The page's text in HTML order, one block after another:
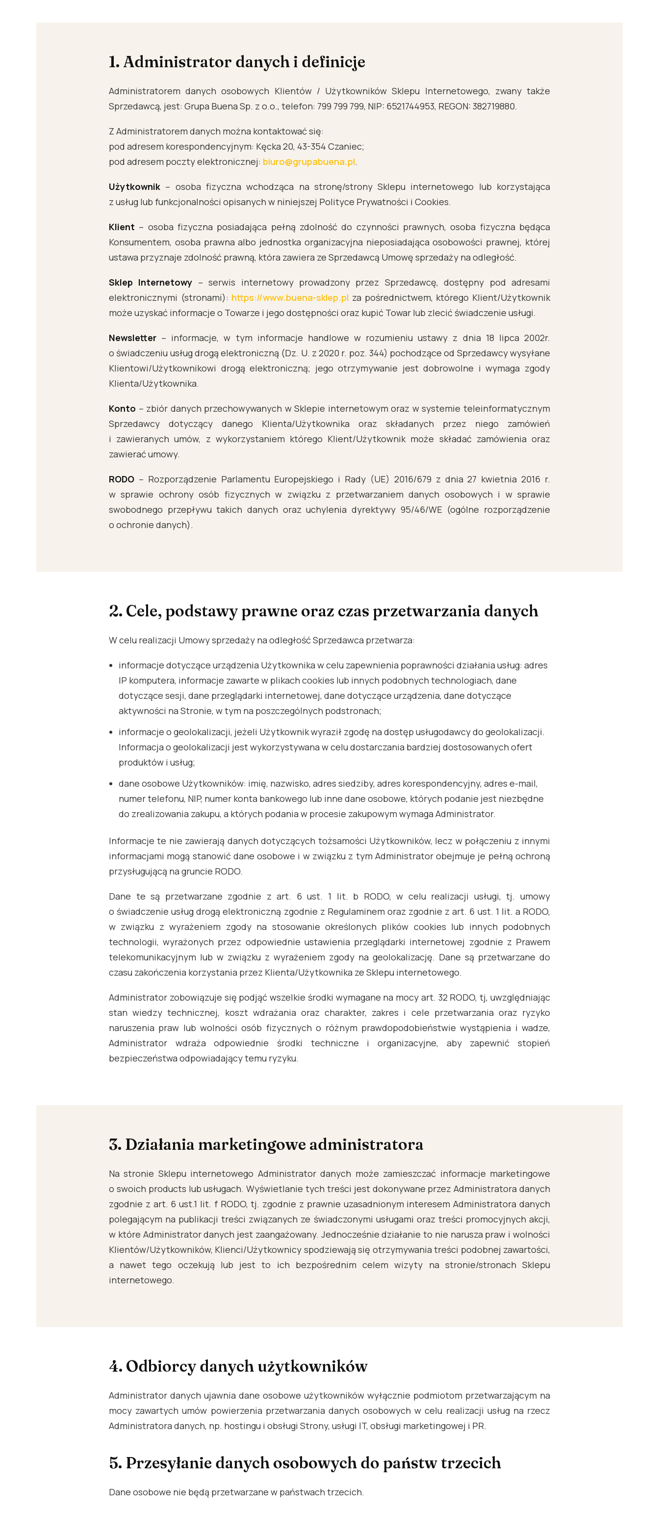
1. Administrator danych i definicje
Administratorem danych osobowych Klientów / Użytkowników Sklepu Internetowego, zwany także
Sprzedawcą, jest: Grupa Buena Sp. z o.o., telefon: 799 799 799, NIP: 6521744953, REGON: 382719880.
Z Administratorem danych można kontaktować się:
pod adresem korespondencyjnym: Kęcka 20, 43-354 Czaniec;
pod adresem poczty elektronicznej: biuro@grupabuena.pl.
Użytkownik – osoba fizyczna wchodząca na stronę/strony Sklepu internetowego lub korzystająca
z usług lub funkcjonalności opisanych w niniejszej Polityce Prywatności i Cookies.
Klient – osoba fizyczna posiadająca pełną zdolność do czynności prawnych, osoba fizyczna będąca
Konsumentem, osoba prawna albo jednostka organizacyjna nieposiadająca osobowości prawnej, której
ustawa przyznaje zdolność prawną, która zawiera ze Sprzedawcą Umowę sprzedaży na odległość.
Sklep Internetowy – serwis internetowy prowadzony przez Sprzedawcę, dostępny pod adresami
elektronicznymi (stronami): https://www.buena-sklep.pl za pośrednictwem, którego Klient/Użytkownik
może uzyskać informacje o Towarze i jego dostępności oraz kupić Towar lub zlecić świadczenie usługi.
Newsletter – informacje, w tym informacje handlowe w rozumieniu ustawy z dnia 18 lipca 2002r.
o świadczeniu usług drogą elektroniczną (Dz. U. z 2020 r. poz. 344) pochodzące od Sprzedawcy wysyłane
Klientowi/Użytkownikowi drogą elektroniczną; jego otrzymywanie jest dobrowolne i wymaga zgody
Klienta/Użytkownika.
Konto – zbiór danych przechowywanych w Sklepie internetowym oraz w systemie teleinformatycznym
Sprzedawcy dotyczący danego Klienta/Użytkownika oraz składanych przez niego zamówień
i zawieranych umów, z wykorzystaniem którego Klient/Użytkownik może składać zamówienia oraz
zawierać umowy.
RODO – Rozporządzenie Parlamentu Europejskiego i Rady (UE) 2016/679 z dnia 27 kwietnia 2016 r.
w sprawie ochrony osób fizycznych w związku z przetwarzaniem danych osobowych i w sprawie
swobodnego przepływu takich danych oraz uchylenia dyrektywy 95/46/WE (ogólne rozporządzenie
o ochronie danych).
2. Cele, podstawy prawne oraz czas przetwarzania danych
W celu realizacji Umowy sprzedaży na odległość Sprzedawca przetwarza:
informacje dotyczące urządzenia Użytkownika w celu zapewnienia poprawności działania usług: adres
IP komputera, informacje zawarte w plikach cookies lub innych podobnych technologiach, dane
dotyczące sesji, dane przeglądarki internetowej, dane dotyczące urządzenia, dane dotyczące
aktywności na Stronie, w tym na poszczególnych podstronach;
informacje o geolokalizacji, jeżeli Użytkownik wyraził zgodę na dostęp usługodawcy do geolokalizacji.
Informacja o geolokalizacji jest wykorzystywana w celu dostarczania bardziej dostosowanych ofert
produktów i usług;
dane osobowe Użytkowników: imię, nazwisko, adres siedziby, adres korespondencyjny, adres e-mail,
numer telefonu, NIP, numer konta bankowego lub inne dane osobowe, których podanie jest niezbędne
do zrealizowania zakupu, a których podania w procesie zakupowym wymaga Administrator.
Informacje te nie zawierają danych dotyczących tożsamości Użytkowników, lecz w połączeniu z innymi
informacjami mogą stanowić dane osobowe i w związku z tym Administrator obejmuje je pełną ochroną
przysługującą na gruncie RODO.
Dane te są przetwarzane zgodnie z art. 6 ust. 1 lit. b RODO, w celu realizacji usługi, tj. umowy
o świadczenie usług drogą elektroniczną zgodnie z Regulaminem oraz zgodnie z art. 6 ust. 1 lit. a RODO,
w związku z wyrażeniem zgody na stosowanie określonych plików cookies lub innych podobnych
technologii, wyrażonych przez odpowiednie ustawienia przeglądarki internetowej zgodnie z Prawem
telekomunikacyjnym lub w związku z wyrażeniem zgody na geolokalizację. Dane są przetwarzane do
czasu zakończenia korzystania przez Klienta/Użytkownika ze Sklepu internetowego.
Administrator zobowiązuje się podjąć wszelkie środki wymagane na mocy art. 32 RODO, tj, uwzględniając
stan wiedzy technicznej, koszt wdrażania oraz charakter, zakres i cele przetwarzania oraz ryzyko
naruszenia praw lub wolności osób fizycznych o różnym prawdopodobieństwie wystąpienia i wadze,
Administrator wdraża odpowiednie środki techniczne i organizacyjne, aby zapewnić stopień
bezpieczeństwa odpowiadający temu ryzyku.
3. Działania marketingowe administratora
Na stronie Sklepu internetowego Administrator danych może zamieszczać informacje marketingowe
o swoich products lub usługach. Wyświetlanie tych treści jest dokonywane przez Administratora danych
zgodnie z art. 6 ust.1 lit. f RODO, tj. zgodnie z prawnie uzasadnionym interesem Administratora danych
polegającym na publikacji treści związanych ze świadczonymi usługami oraz treści promocyjnych akcji,
w które Administrator danych jest zaangażowany. Jednocześnie działanie to nie narusza praw i wolności
Klientów/Użytkowników, Klienci/Użytkownicy spodziewają się otrzymywania treści podobnej zawartości,
a nawet tego oczekują lub jest to ich bezpośrednim celem wizyty na stronie/stronach Sklepu
internetowego.
4. Odbiorcy danych użytkowników
Administrator danych ujawnia dane osobowe użytkowników wyłącznie podmiotom przetwarzającym na
mocy zawartych umów powierzenia przetwarzania danych osobowych w celu realizacji usług na rzecz
Administratora danych, np. hostingu i obsługi Strony, usługi IT, obsługi marketingowej i PR.
5. Przesyłanie danych osobowych do państw trzecich
Dane osobowe nie będą przetwarzane w państwach trzecich.